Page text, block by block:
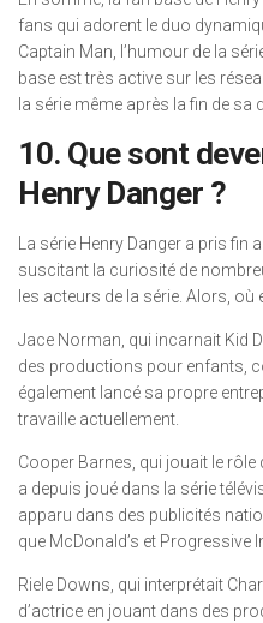
fans qui adorent le duo
Captain Man, l’humour de la
base est très active sur les
la série même après la fin de sa
10. Que sont
Henry Danger ?
La série Henry Danger a pris fin
suscitant la curiosité de
les acteurs de la série. Alors, où
Jace Norman, qui incarnait Kid
des productions pour enfants,
également lancé sa propre
travaille actuellement.
Cooper Barnes, qui jouait le
a depuis joué dans la série
apparu dans des publicités
que McDonald’s et Progressive
Riele Downs, qui interprétait
d’actrice en jouant dans des